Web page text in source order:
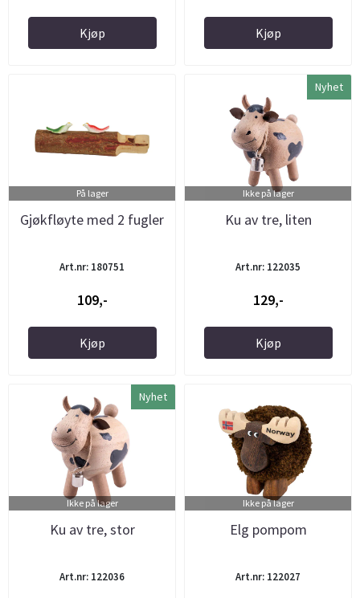
Kjøp Kjøp
På lager
Gjøkfløyte med 2 fugler
Art.nr: 180751
109,-
Kjøp
Nyhet
Ikke på lager
Ku av tre, liten
Art.nr: 122035
129,-
Kjøp
Nyhet
Ikke på lager
Ku av tre, stor
Art.nr: 122036
Ikke på lager
Elg pompom
Art.nr: 122027